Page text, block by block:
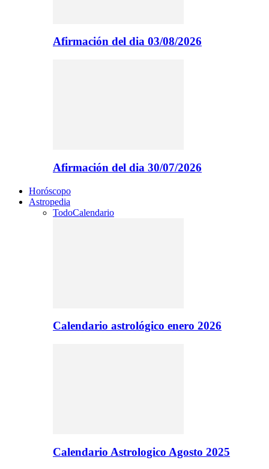
Afirmación del dia 03/08/2026
Afirmación del dia 30/07/2026
Horóscopo
Astropedia
TodoCalendario
Calendario astrológico enero 2026
Calendario Astrologico Agosto 2025